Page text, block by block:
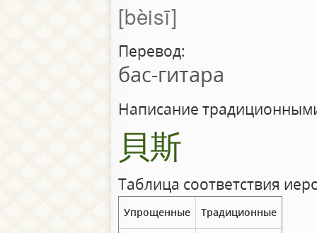
bèisī
Перевод:
бас-гитара
Написание
貝斯
Таблица соответствия
Упрощенные Традиционные